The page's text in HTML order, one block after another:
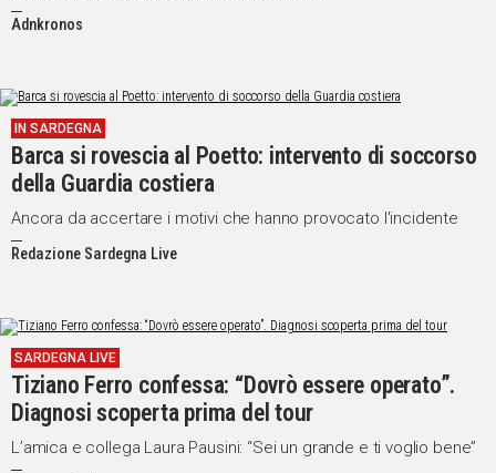
Adnkronos
IN SARDEGNA
Barca si rovescia al Poetto: intervento di soccorso
della Guardia costiera
Ancora da accertare i motivi che hanno provocato l'incidente
Redazione Sardegna Live
SARDEGNA LIVE
Tiziano Ferro confessa: “Dovrò essere operato”.
Diagnosi scoperta prima del tour
L’amica e collega Laura Pausini: “Sei un grande e ti voglio bene”